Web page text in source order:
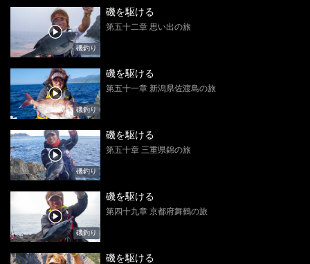
磯釣り
磯を駆ける
第五十二章 思い出の旅
磯釣り
磯を駆ける
第五十一章 新潟県佐渡島の旅
磯釣り
磯を駆ける
第五十章 三重県錦の旅
磯釣り
磯を駆ける
第四十九章 京都府舞鶴の旅
磯を駆ける